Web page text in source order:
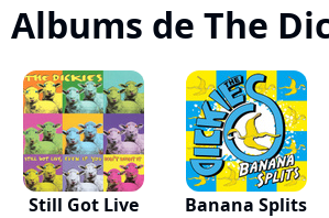
Albums de The
Still Got Live
Banana Splits